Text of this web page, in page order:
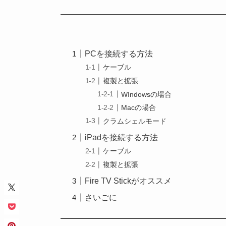
PCを接続する方法
ケーブル
複製と拡張
WIndowsの場合
Macの場合
クラムシェルモード
iPadを接続する方法
ケーブル
複製と拡張
Fire TV Stickがオススメ
さいごに